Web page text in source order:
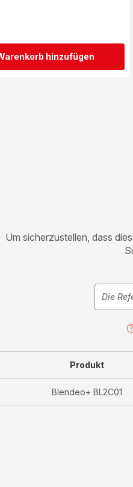
hinzufügen
Um sicherzustellen, dass
Produkt
Blendeo+ BL2C01